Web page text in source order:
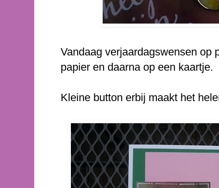
Vandaag verjaardagswensen
papier en daarna op een kaartje.
Kleine button erbij maakt het